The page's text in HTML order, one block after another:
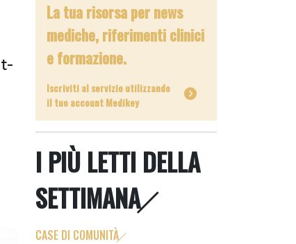
La tua risorsa per news
mediche, riferimenti clinici
e formazione.
Iscriviti al servizio utilizzando
il tuo account Medikey
I PIÙ LETTI DELLA
SETTIMANA
CASE DI COMUNITÀ